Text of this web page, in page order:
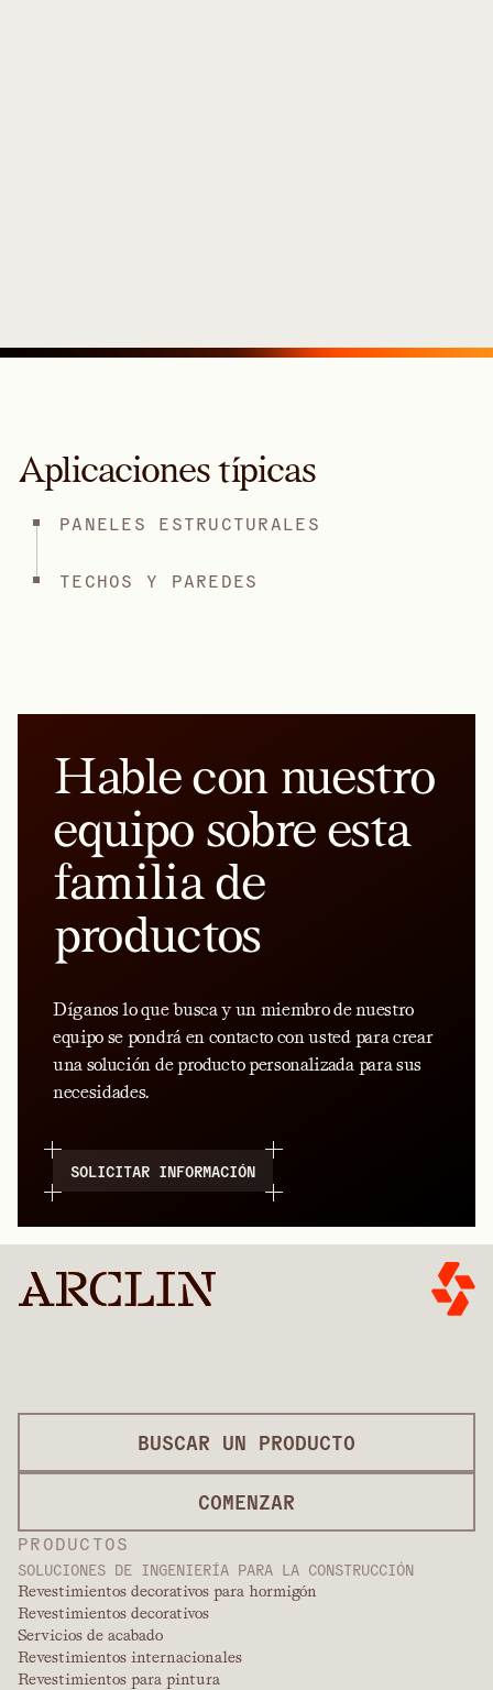
Aplicaciones típicas
PANELES ESTRUCTURALES
TECHOS Y PAREDES
Hable con nuestro
equipo sobre esta
familia de
productos
Díganos lo que busca y un miembro de nuestro
equipo se pondrá en contacto con usted para crear
una solución de producto personalizada para sus
necesidades.
SOLICITAR INFORMACIÓN
PRODUCTOS
SOLUCIONES DE INGENIERÍA PARA LA CONSTRUCCIÓN
Revestimientos decorativos para hormigón
Revestimientos decorativos
Servicios de acabado
Revestimientos internacionales
Revestimientos para pintura
BUSCAR UN PRODUCTO
COMENZAR